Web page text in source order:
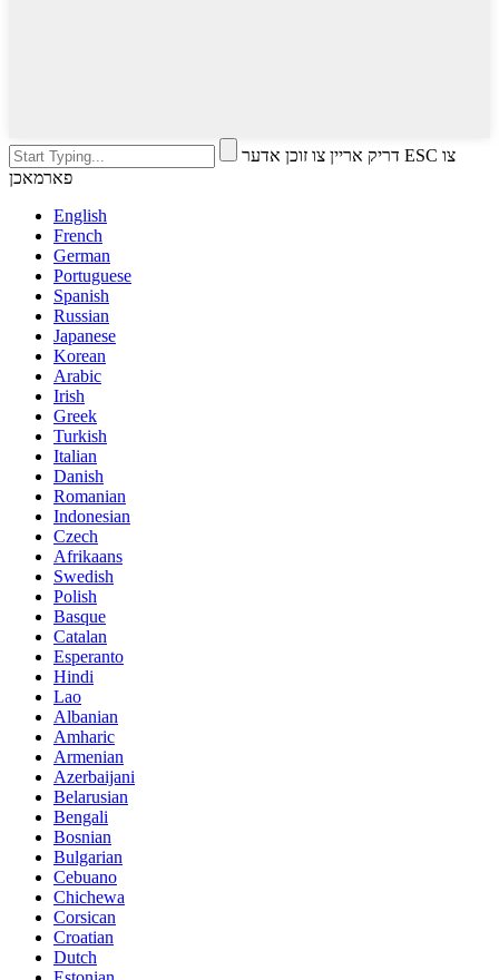
דריק אריין צו זוכן אדער ESC צו
פארמאכן
English
French
German
Portuguese
Spanish
Russian
Japanese
Korean
Arabic
Irish
Greek
Turkish
Italian
Danish
Romanian
Indonesian
Czech
Afrikaans
Swedish
Polish
Basque
Catalan
Esperanto
Hindi
Lao
Albanian
Amharic
Armenian
Azerbaijani
Belarusian
Bengali
Bosnian
Bulgarian
Cebuano
Chichewa
Corsican
Croatian
Dutch